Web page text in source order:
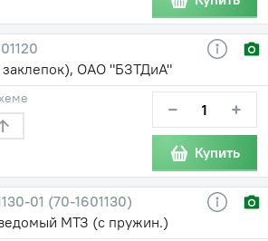
ОАО "БЗТДиА"
− +
Купить
01 (70-1601130)
МТЗ (с пружин.)